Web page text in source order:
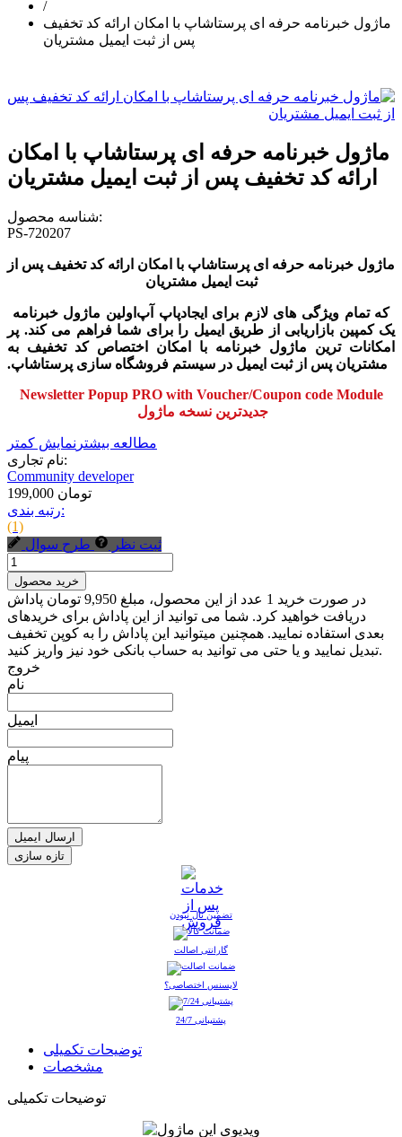
/
ماژول خبرنامه حرفه ای پرستاشاپ با امکان ارائه کد تخفیف
پس از ثبت ایمیل مشتریان
ماژول خبرنامه حرفه ای پرستاشاپ با امکان
ارائه کد تخفیف پس از ثبت ایمیل مشتریان
شناسه محصول:
PS-720207
ماژول خبرنامه حرفه ای پرستاشاپ با امکان ارائه کد تخفیف پس از
ثبت ایمیل مشتریان
اولین ماژول خبرنامه پاپ آپکه تمام ویژگی های لازم برای ایجاد
یک کمپین بازاریابی از طریق ایمیل را برای شما فراهم می کند. پر
امکانات ترین ماژول خبرنامه با امکان اختصاص کد تخفیف به
مشتریان پس از ثبت ایمیل در سیستم فروشگاه سازی پرستاشاپ.
Newsletter Popup PRO with Voucher/Coupon code Module
جدیدترین نسخه ماژول
مطالعه بیشتر نمایش کمتر
نام تجاری:
Community developer
199,000 تومان
رتبه بندی:
(1)
ثبت نظر
طرح سوال
خرید محصول
در صورت خرید 1 عدد از این محصول، مبلغ 9,950 تومان پاداش
دریافت خواهید کرد. شما می توانید از این پاداش برای خریدهای
بعدی استفاده نمایید. همچنین میتوانید این پاداش را به کوپن تخفیف
تبدیل نمایید و یا حتی می توانید به حساب بانکی خود نیز واریز کنید.
خروج
نام
ایمیل
پیام
ارسال ایمیل
تضمین نال نبودن
گارانتی اصالت
لایسنس اختصاصی؟
پشتیبانی 24/7
توضیحات تکمیلی
مشخصات
توضیحات تکمیلی